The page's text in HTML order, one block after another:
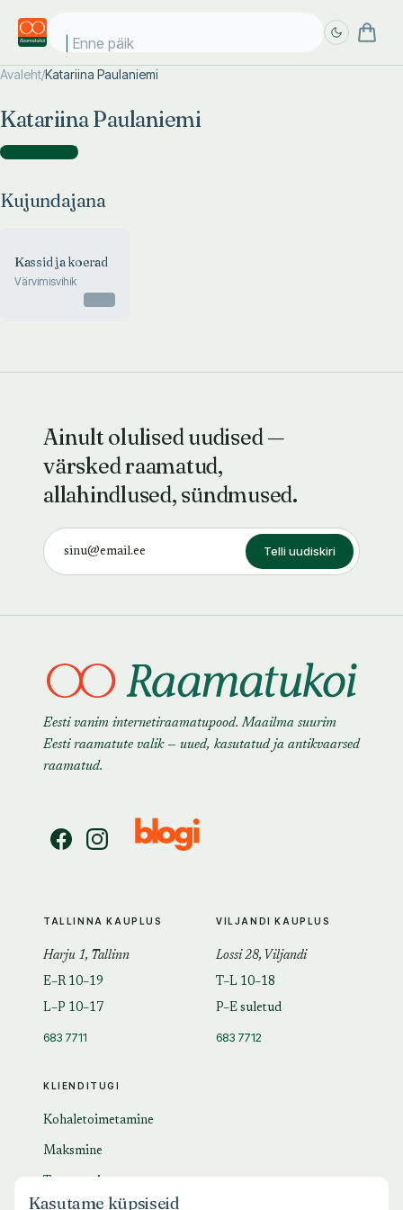
Enne päike
Avaleht/Katariina Paulaniemi
Katariina Paulaniemi
Kujundajana )
Kujundajana
Kassid ja koerad
Värvimisvihik
Ainult olulised uudised —
värsked raamatud,
allahindlused, sündmused.
Telli uudiskiri
Eesti vanim internetiraamatupood. Maailma suurim
Eesti raamatute valik — uued, kasutatud ja antikvaarsed
raamatud.
KLIENDITUGI
Kohaletoimetamine
Maksmine
TALLINNA KAUPLUS
Harju 1, Tallinn
E–R 10–19
L–P 10–17
683 7711
VILJANDI KAUPLUS
Lossi 28, Viljandi
T–L 10–18
P–E suletud
683 7712
Kasutame küpsiseid